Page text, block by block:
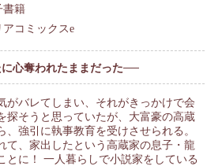
書籍
アコミックスe
心奪われたままだった──
がバレてしまい、それがきっかけで会
探そうと思っていたが、大富豪の高蔵
、強引に執事教育を受けさせられる。
て、家出したという高蔵家の息子・龍
とに！ 一人暮らしで小説家をしている